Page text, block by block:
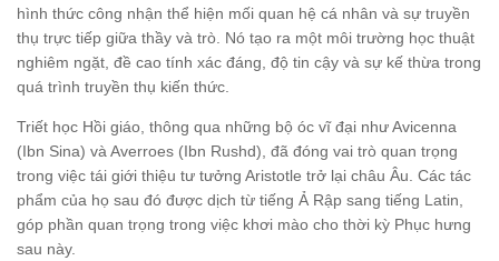
hình thức công nhận thể hiện mối quan hệ cá nhân và sự truyền
thụ trực tiếp giữa thầy và trò. Nó tạo ra một môi trường học thuật
nghiêm ngặt, đề cao tính xác đáng, độ tin cậy và sự kế thừa trong
quá trình truyền thụ kiến thức.
Triết học Hồi giáo, thông qua những bộ óc vĩ đại như Avicenna
(Ibn Sina) và Averroes (Ibn Rushd), đã đóng vai trò quan trọng
trong việc tái giới thiệu tư tưởng Aristotle trở lại châu Âu. Các tác
phẩm của họ sau đó được dịch từ tiếng Ả Rập sang tiếng Latin,
góp phần quan trọng trong việc khơi mào cho thời kỳ Phục hưng
sau này.